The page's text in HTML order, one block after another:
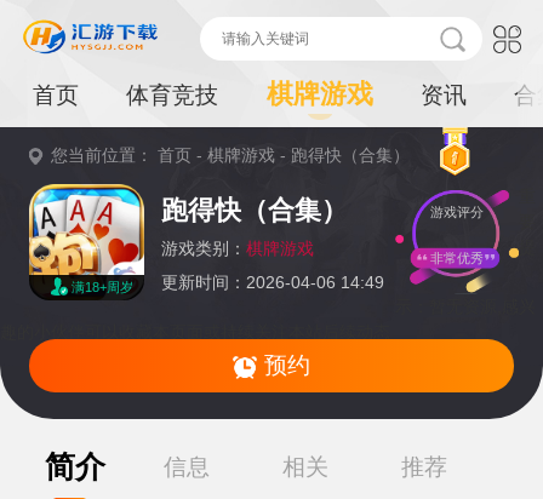
首页 体育竞技 棋牌游戏 资讯 合
您当前位置：首页 -棋牌游戏 - 跑得快（合集）
满18+周岁
跑得快（合集）
游戏类别： 棋牌游戏
更新时间：2026-04-06 14:49
游戏评分
非常优秀
预约
提
简介 信息 相关 推荐